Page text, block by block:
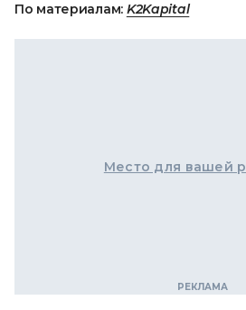
По материалам: K2Kapital
Место для вашей